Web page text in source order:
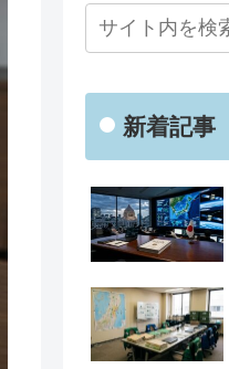
新着記事